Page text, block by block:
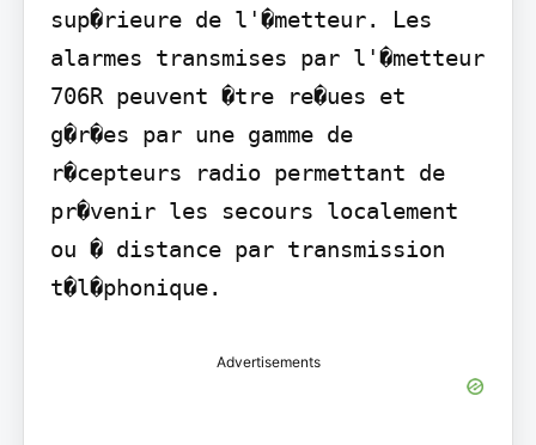
sup�rieure de l'�metteur. Les
alarmes transmises par l'�metteur
706R peuvent �tre re�ues et
g�r�es par une gamme de
r�cepteurs radio permettant de
pr�venir les secours localement
ou � distance par transmission
t�l�phonique.
Advertisements